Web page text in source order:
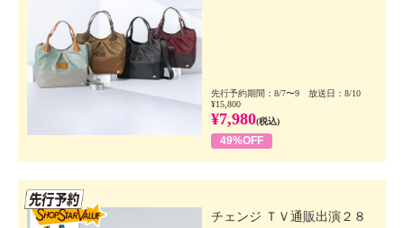
先行予約期間：8/7〜9 放送日：8/10
¥15,800
¥7,980(税込)
49%OFF
チェンジ ＴＶ通販出演２８